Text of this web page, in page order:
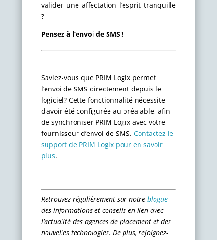
valider une affectation l’esprit tranquille
?
Pensez à l’envoi de SMS !
Saviez-vous que PRIM Logixpermet
l’envoi de SMS directement depuis le
logiciel? Cette fonctionnalité nécessite
d’avoir été configurée au préalable, afin
de synchroniser PRIM Logixavec votre
fournisseur d’envoi de SMS. Contactez le
support de PRIM Logixpour en savoir
plus.
Retrouvez régulièrement sur notre blogue
des informations et conseils en lien avec
l’actualité des agences de placement et des
nouvelles technologies. De plus, rejoignez-